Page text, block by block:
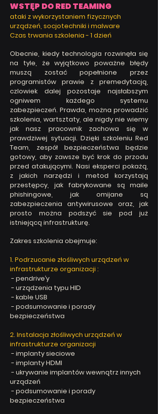
WSTĘP DO RED TEAMING
ataki z wykorzystaniem fizycznych
urządzeń, socjotechniki i malware
Czas trwania szkolenia - 1 dzień
Obecnie, kiedy technologia rozwinęła się
na tyle, że wyjątkowo poważne błędy
muszą zostać popełnione przez
programistów prawie z premedytacją,
czlowiek dalej pozostaje najsłabszym
ogniwem każdego systemu
zabezpieczeń. Prawda, można prowadzić
szkolenia, wartsztaty, ale nigdy nie wiemy
jak nasz pracownik zachowa się w
prawdziwej sytuacji. Dzięki szkoleniu Red
Team, zespół bezpieczeństwa będzie
gotowy, aby zawsze być krok do przodu
przed atakującymi. Nasi eksperci pokażą,
z jakich narzędzi i metod korzystają
przestępcy, jak fabrykowane są maile
phishingowe, jak omijane są
zabezpieczenia antywirusowe oraz, jak
prosto można podszyć sie pod już
istniejącą infrastrukturę.
Zakres szkolenia obejmuje:
1. Podrzucanie złośliwych urządzeń w
infrastrukturze organizacji :
- pendrive’y
- urządzenia typu HID
- kable USB
- podsumowanie i porady
bezpieczeństwa
2. Instalacja złośliwych urządzeń w
infrastrukturze organizacji
- implanty sieciowe
- implanty HDMI
- ukrywanie implantów wewnątrz innych
urządzeń
- podsumowanie i porady
bezpieczeństwa